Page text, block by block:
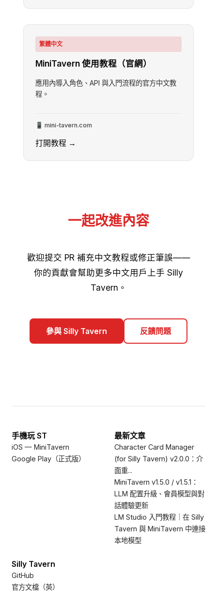
繁體中文
MiniTavern 使用教程（官網）
應用內導入角色、API 與入門流程的官方中文教
程。
📱 mini-tavern.com
打開教程 →
一起改進內容
歡迎提交 PR 補充中文教程或修正筆誤——
你的貢獻會幫助更多中文用戶上手 Silly
Tavern。
參與 Silly Tavern 反饋問題
手機玩 ST
iOS — MiniTavern
Google Play（正式版）
最新文章
Character Card Manager
(for Silly Tavern) v2.0.0：介
面重...
MiniTavern v1.5.0 / v1.5.1：
LLM 配置升級、會員模型與對
話體驗更新
LM Studio 入門教程｜在 Silly
Tavern 與 MiniTavern 中連接
本地模型
Silly Tavern
GitHub
官方文檔（英）